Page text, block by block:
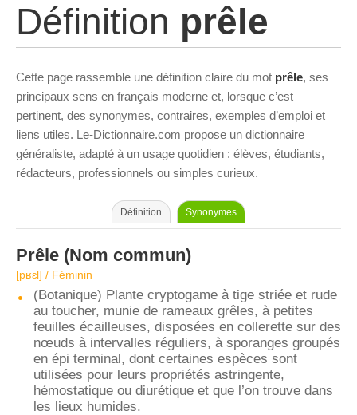
Définition prêle
Cette page rassemble une définition claire du mot prêle, ses
principaux sens en français moderne et, lorsque c’est
pertinent, des synonymes, contraires, exemples d’emploi et
liens utiles. Le-Dictionnaire.com propose un dictionnaire
généraliste, adapté à un usage quotidien : élèves, étudiants,
rédacteurs, professionnels ou simples curieux.
Définition Synonymes
Prêle (Nom commun)
[pʁɛl] / Féminin
(Botanique) Plante cryptogame à tige striée et rude
au toucher, munie de rameaux grêles, à petites
feuilles écailleuses, disposées en collerette sur des
nœuds à intervalles réguliers, à sporanges groupés
en épi terminal, dont certaines espèces sont
utilisées pour leurs propriétés astringente,
hémostatique ou diurétique et que l’on trouve dans
les lieux humides.